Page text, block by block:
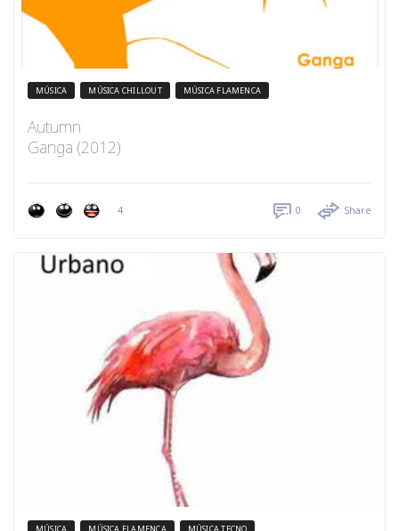
MÚSICA MÚSICA CHILLOUT MÚSICA FLAMENCA
Autumn
Ganga (2012)
4 0 Share